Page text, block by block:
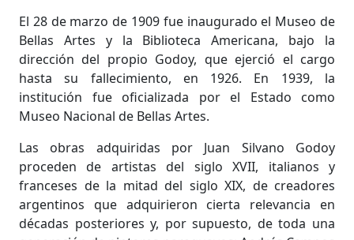
El 28 de marzo de 1909 fue inaugurado el Museo de
Bellas Artes y la Biblioteca Americana, bajo la
dirección del propio Godoy, que ejerció el cargo
hasta su fallecimiento, en 1926. En 1939, la
institución fue oficializada por el Estado como
Museo Nacional de Bellas Artes.
Las obras adquiridas por Juan Silvano Godoy
proceden de artistas del siglo XVII, italianos y
franceses de la mitad del siglo XIX, de creadores
argentinos que adquirieron cierta relevancia en
décadas posteriores y, por supuesto, de toda una